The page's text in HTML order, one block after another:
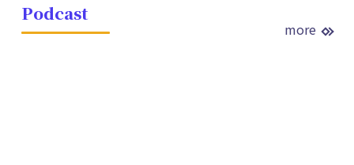
Podcast
more